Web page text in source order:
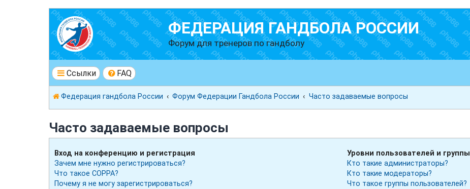
ФЕДЕРАЦИЯ ГАНДБОЛА РОССИИ
Форум для тренеров по гандболу
Ссылки FAQ
Федерация гандбола России Форум Федерации Гандбола России Часто задаваемые вопросы
Часто задаваемые вопросы
Вход на конференцию и регистрация
Зачем мне нужно регистрироваться?
Что такое COPPA?
Почему я не могу зарегистрироваться?
Уровни пользователей и группы
Кто такие администраторы?
Кто такие модераторы?
Что такое группы пользователей?